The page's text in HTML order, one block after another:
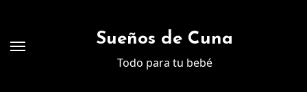
contenido
Sueños de Cuna
Todo para tu bebé